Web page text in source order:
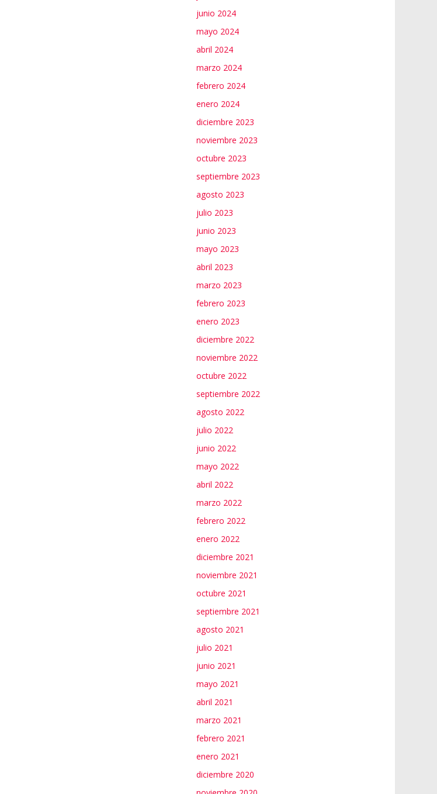
junio 2024
mayo 2024
abril 2024
marzo 2024
febrero 2024
enero 2024
diciembre 2023
noviembre 2023
octubre 2023
septiembre 2023
agosto 2023
julio 2023
junio 2023
mayo 2023
abril 2023
marzo 2023
febrero 2023
enero 2023
diciembre 2022
noviembre 2022
octubre 2022
septiembre 2022
agosto 2022
julio 2022
junio 2022
mayo 2022
abril 2022
marzo 2022
febrero 2022
enero 2022
diciembre 2021
noviembre 2021
octubre 2021
septiembre 2021
agosto 2021
julio 2021
junio 2021
mayo 2021
abril 2021
marzo 2021
febrero 2021
enero 2021
diciembre 2020